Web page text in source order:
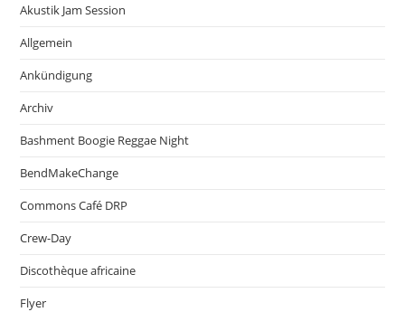
Akustik Jam Session
Allgemein
Ankündigung
Archiv
Bashment Boogie Reggae Night
BendMakeChange
Commons Café DRP
Crew-Day
Discothèque africaine
Flyer